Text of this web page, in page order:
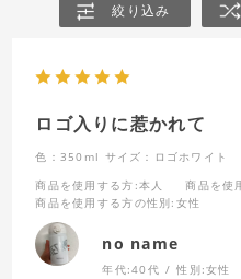
絞り込み
ロゴ入りに惹かれて
色：350ml サイズ：ロゴホワイト
商品を使用する方 :本人 商品を使
商品を使用する方の性別:女性
no name
年代:40代 性別:女性